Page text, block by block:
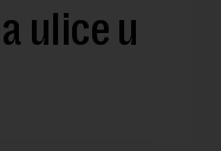
ulice u